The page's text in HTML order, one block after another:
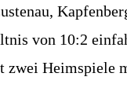
von 10:2
zwei Heimspiele